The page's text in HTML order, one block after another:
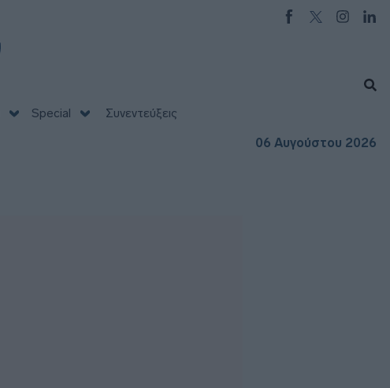
Special
Συνεντεύξεις
06 Αυγούστου 2026